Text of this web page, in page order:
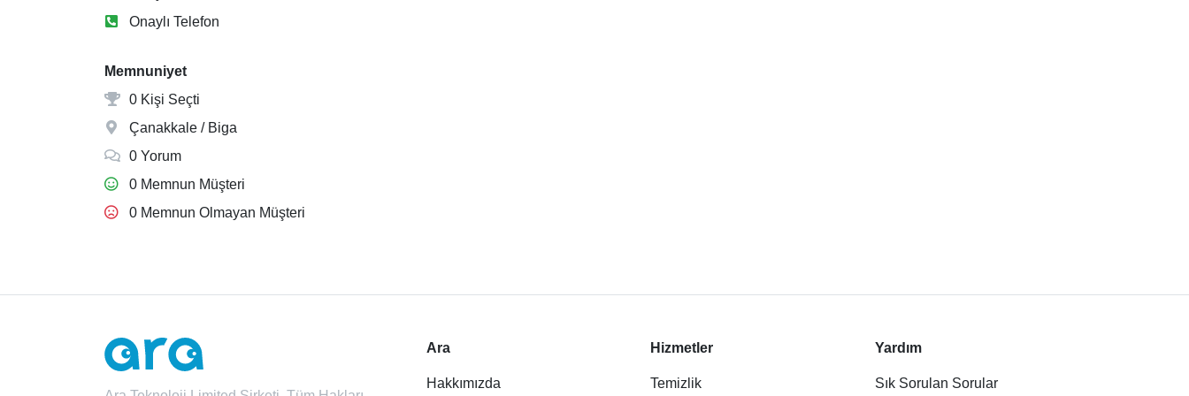
Onaylı Telefon
Memnuniyet
0 Kişi Seçti
Çanakkale / Biga
0 Yorum
0 Memnun Müşteri
0 Memnun Olmayan Müşteri
Ara
Hakkımızda
Hizmetler
Temizlik
Yardım
Sık Sorulan Sorular